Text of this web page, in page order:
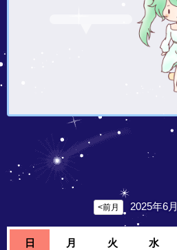
<前月 2025年6月
日 月 火 水